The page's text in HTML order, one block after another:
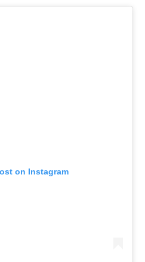
on Instagram